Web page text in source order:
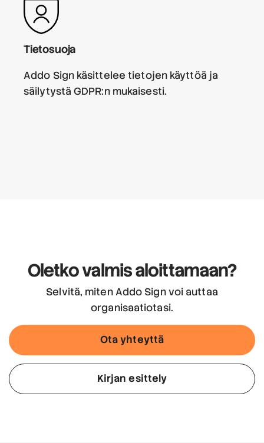
Tietosuoja
Addo Sign käsittelee tietojen käyttöä ja
säilytystä GDPR:n mukaisesti.
Oletko valmis aloittamaan?
Selvitä, miten Addo Sign voi auttaa
organisaatiotasi.
Ota yhteyttä
Kirjan esittely